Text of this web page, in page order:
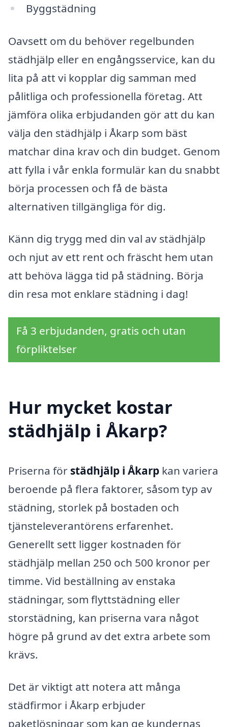
Byggstädning
Oavsett om du behöver regelbunden
städhjälp eller en engångsservice, kan du
lita på att vi kopplar dig samman med
pålitliga och professionella företag. Att
jämföra olika erbjudanden gör att du kan
välja den städhjälp i Åkarp som bäst
matchar dina krav och din budget. Genom
att fylla i vår enkla formulär kan du snabbt
börja processen och få de bästa
alternativen tillgängliga för dig.
Känn dig trygg med din val av städhjälp
och njut av ett rent och fräscht hem utan
att behöva lägga tid på städning. Börja
din resa mot enklare städning i dag!
Få 3 erbjudanden, gratis och utan
förpliktelser
Hur mycket kostar
städhjälp i Åkarp?
Priserna för städhjälp i Åkarp kan variera
beroende på flera faktorer, såsom typ av
städning, storlek på bostaden och
tjänsteleverantörens erfarenhet.
Generellt sett ligger kostnaden för
städhjälp mellan 250 och 500 kronor per
timme. Vid beställning av enstaka
städningar, som flyttstädning eller
storstädning, kan priserna vara något
högre på grund av det extra arbete som
krävs.
Det är viktigt att notera att många
städfirmor i Åkarp erbjuder
paketlösningar som kan ge kundernas